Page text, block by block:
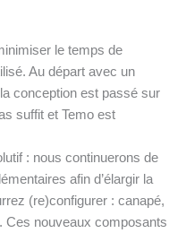
le temps de
Au départ avec un
conception est passé sur
suffit et Temo est
: nous continuerons de
afin d’élargir la
(re)configurer : canapé,
Ces nouveaux composants